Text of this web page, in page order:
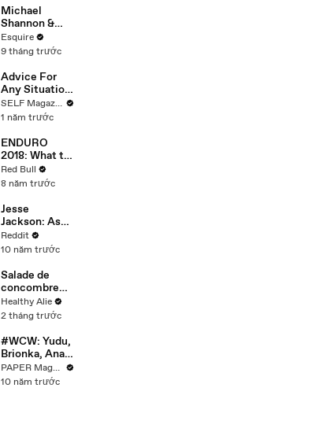
Michael
Shannon &
Matthew
Macfadyen
Recognized
for the Wrong
Roles |
Inquiring
Minds |
Esquire
Esquire
9 tháng trước
Advice For
Any Situation
With "The
Map That
Cast
SELF Magazine
1 năm trước
ENDURO
2018: What to
expect at
Erzbergrodeo
Scramble.
Red Bull
8 năm trước
Jesse
Jackson: Ask
Me Anything
Reddit
10 năm trước
Salade de
concombre
antillaise
Healthy Alie
2 tháng trước
#WCW: Yudu,
Brionka, Ana
and Anna PAPER Magazine
10 năm trước